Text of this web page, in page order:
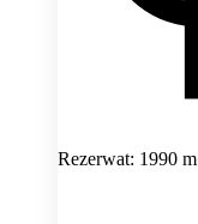
Rezerwat: 1990 m